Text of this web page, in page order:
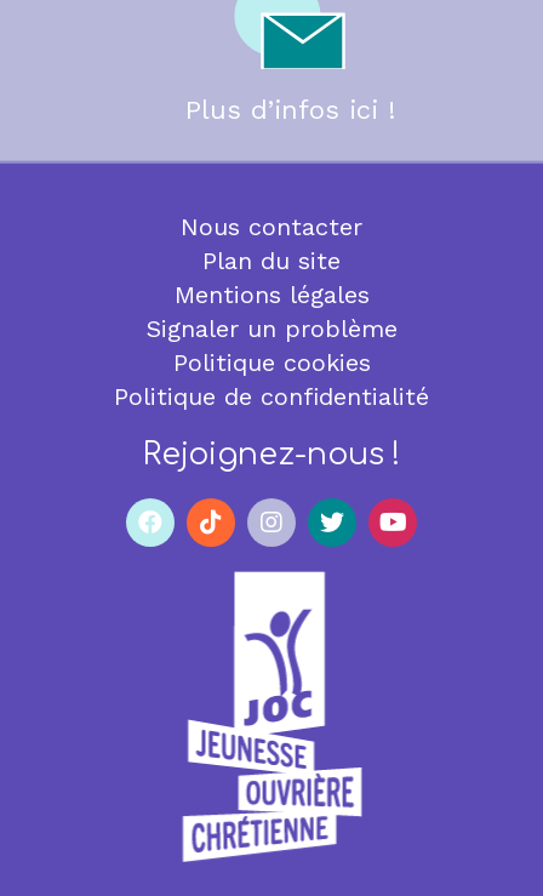
Plus d’infos ici !
Nous contacter
Plan du site
Mentions légales
Signaler un problème
Politique cookies
Politique de confidentialité
Rejoignez-nous !